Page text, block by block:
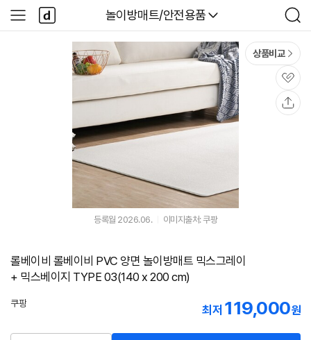
다나와
놀이방매트/안전용품
검
색
사
이
다
나
와
상품비교
관
심
등록월 2026.06. 이미지출처: 쿠팡
롤베이비 롤베이비 PVC 양면 놀이방매트 믹스그레이
+ 믹스베이지 TYPE 03(140 x 200 cm)
쿠팡
최저 119,000원